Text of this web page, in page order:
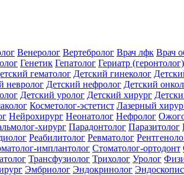
Венеролог Вертебролог Врач лфк Врач
Генетик Гепатолог Гериатр (геронтолог)
гематолог Детский гинеколог
невролог Детский нефролог Детский
Детский уролог Детский хирург
Косметолог-эстетист Лазерный
Нейрохирург Неонатолог Нефролог
хирург Парадонтолог Паразитолог
Реабилитолог Ревматолог
имплантолог Стоматолог-ортодонт
Трансфузиолог Трихолог Уролог
Эмбриолог Эндокринолог